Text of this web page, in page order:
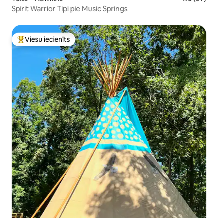
Spirit Warrior Tipi pie Music Springs
Populārs viesu iecienīts mājoklis
Viesu iecienīts